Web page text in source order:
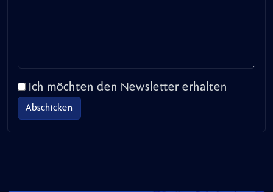
Ich möchten den Newsletter erhalten